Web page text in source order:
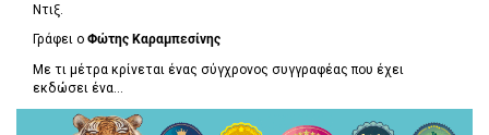
Ντιξ.
Γράφει ο Φώτης Καραμπεσίνης
Με τι μέτρα κρίνεται ένας σύγχρονος συγγραφέας που έχει
εκδώσει ένα...